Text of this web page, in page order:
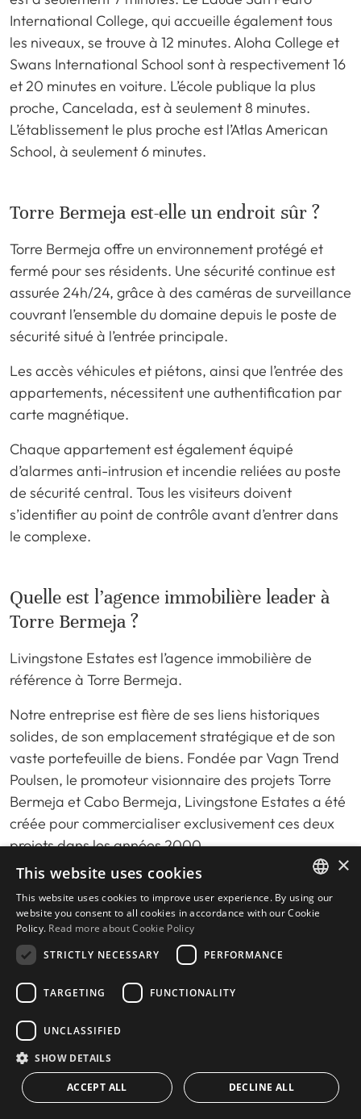
International College, qui accueille également tous
les niveaux, se trouve à 12 minutes. Aloha College et
Swans International School sont à respectivement 16
et 20 minutes en voiture. L’école publique la plus
proche, Cancelada, est à seulement 8 minutes.
L’établissement le plus proche est l’Atlas American
School, à seulement 6 minutes.
Torre Bermeja est-elle un endroit sûr ?
Torre Bermeja offre un environnement protégé et
fermé pour ses résidents. Une sécurité continue est
assurée 24h/24, grâce à des caméras de surveillance
couvrant l’ensemble du domaine depuis le poste de
sécurité situé à l’entrée principale.
Les accès véhicules et piétons, ainsi que l’entrée des
appartements, nécessitent une authentification par
carte magnétique.
Chaque appartement est également équipé
d’alarmes anti-intrusion et incendie reliées au poste
de sécurité central. Tous les visiteurs doivent
s’identifier au point de contrôle avant d’entrer dans
le complexe.
Quelle est l’agence immobilière leader à
Torre Bermeja ?
Livingstone Estates est l’agence immobilière de
référence à Torre Bermeja.
Notre entreprise est fière de ses liens historiques
solides, de son emplacement stratégique et de son
vaste portefeuille de biens. Fondée par Vagn Trend
Poulsen, le promoteur visionnaire des projets Torre
Bermeja et Cabo Bermeja, Livingstone Estates a été
créée pour commercialiser exclusivement ces deux
projets dans les années 2000.
Grâce à son historique exemplaire et sa
connaissance approfondie du marché, l’agence a su
instaurer une relation de confiance avec les
propriétaires historiques comme avec les nouveaux
acquéreurs, consolidant ainsi son rôle de partenaire
immobilier de référence à Torre Bermeja.
Située à seulement 3 minutes à pied de Torre
Bermeja
rapide et personnalisé, répondant aux besoins
dynamiques des acheteurs et locataires. Cette
CONTACT US
ENGLISH
×
This website uses cookies
This website uses cookies to improve user experience. By using our
website you consent to all cookies in accordance with our Cookie
Policy. Read more about Cookie Policy
STRICTLY NECESSARY
PERFORMANCE
TARGETING FUNCTIONALITY
UNCLASSIFIED
SHOW DETAILS
ACCEPT ALL DECLINE ALL